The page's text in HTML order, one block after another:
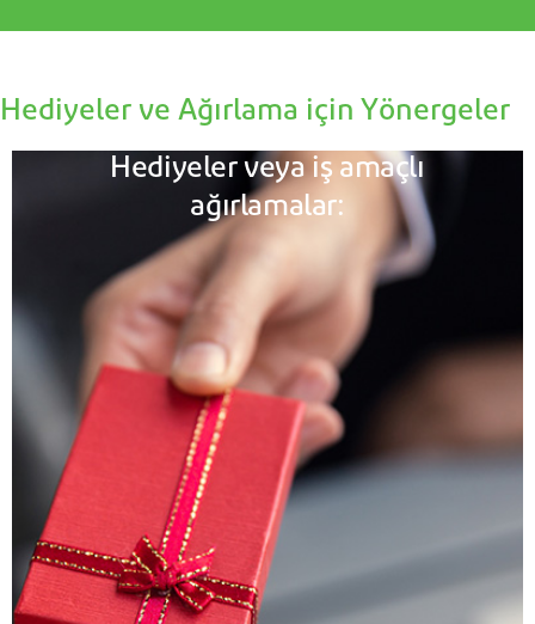
Hediyeler ve Ağırlama için Yönergeler
Hediyeler veya iş amaçlı
ağırlamalar: